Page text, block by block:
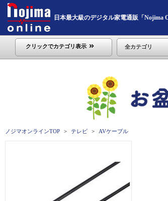
日本最大級のデジタル家電通販「Nojima
クリックでカテゴリ表示 全カテゴリ
ノジマオンラインTOP テレビ AVケーブル